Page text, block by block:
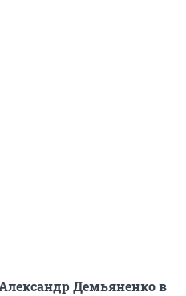
Демьяненко в